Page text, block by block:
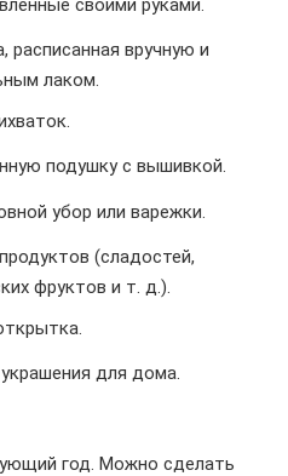
расписанная вручную и
лаком.
подушку с вышивкой.
убор или варежки.
(сладостей,
фруктов и т. д.).
для дома.
год. Можно сделать